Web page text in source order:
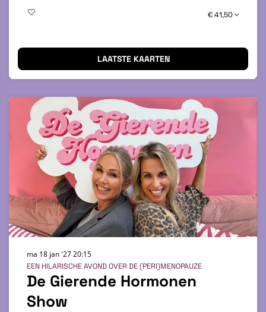
€ 41,50
LAATSTE KAARTEN
De Gierende Hormonen
Show
EEN HILARISCHE AVOND OVER DE (PERI)MENOPAUZE
ma 18 jan '2720:15